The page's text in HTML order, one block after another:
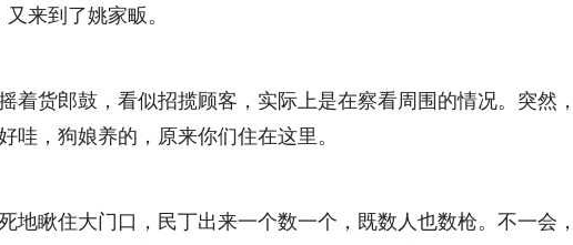
来到了姚家畈。
货郎鼓，看似招揽顾客，实际上是在察看周围的情况。突然
哇，狗娘养的，原来你们住在这里。
瞅住大门口，民丁出来一个数一个，既数人也数枪。不一会